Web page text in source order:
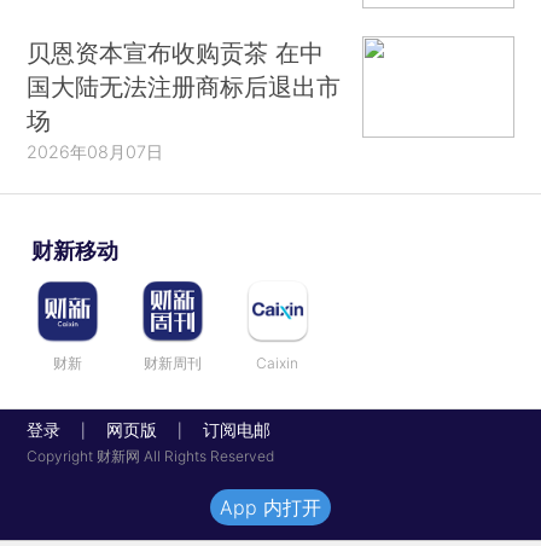
贝恩资本宣布收购贡茶 在中
国大陆无法注册商标后退出市
场
2026年08月07日
财新移动
财新 财新周刊 Caixin
登录 网页版 订阅电邮
Copyright 财新网 All Rights Reserved
App 内打开